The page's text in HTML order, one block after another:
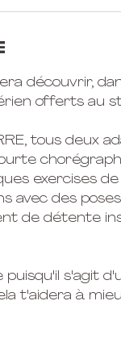
découvrir,
offerts au
tous deux
exercises
des poses
de détente
puisqu'il s'agit
t'aidera à